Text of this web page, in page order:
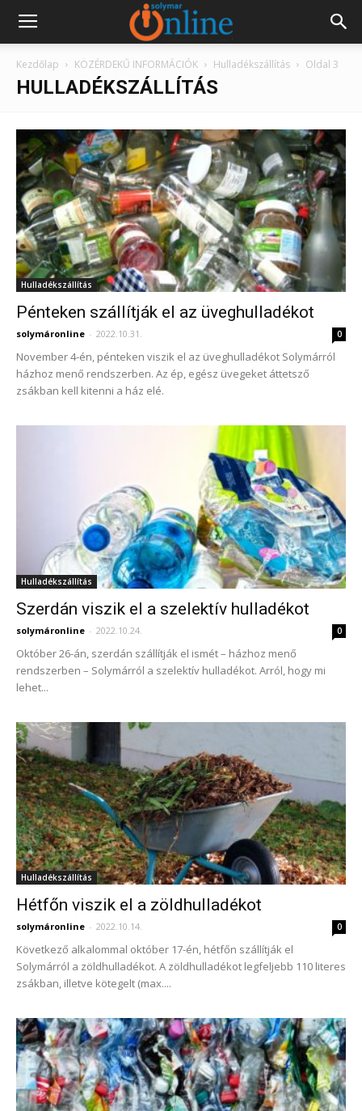
Kezdőlap KÖZÉRDEKŰ INFORMÁCIÓK Hulladékszállítás Oldal 3
HULLADÉKSZÁLLÍTÁS
Hulladékszállítás
Pénteken szállítják el az üveghulladékot
solymáronline - 2022.10.31. 0
November 4-én, pénteken viszik el az üveghulladékot Solymárról
házhoz menő rendszerben. Az ép, egész üvegeket áttetsző
zsákban kell kitenni a ház elé.
Hulladékszállítás
Szerdán viszik el a szelektív hulladékot
solymáronline - 2022.10.24. 0
Október 26-án, szerdán szállítják el ismét – házhoz menő
rendszerben – Solymárról a szelektív hulladékot. Arról, hogy mi
lehet...
Hulladékszállítás
Hétfőn viszik el a zöldhulladékot
solymáronline - 2022.10.14. 0
Következő alkalommal október 17-én, hétfőn szállítják el
Solymárról a zöldhulladékot. A zöldhulladékot legfeljebb 110 literes
zsákban, illetve kötegelt (max....